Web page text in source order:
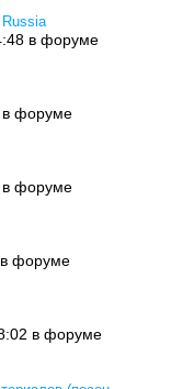
в форуме
в форуме
в форуме
форуме
в форуме